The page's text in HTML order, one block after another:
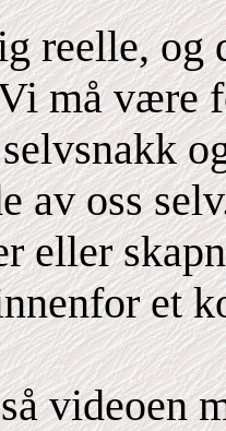
reelle, og
må være
av oss
eller
et
videoen